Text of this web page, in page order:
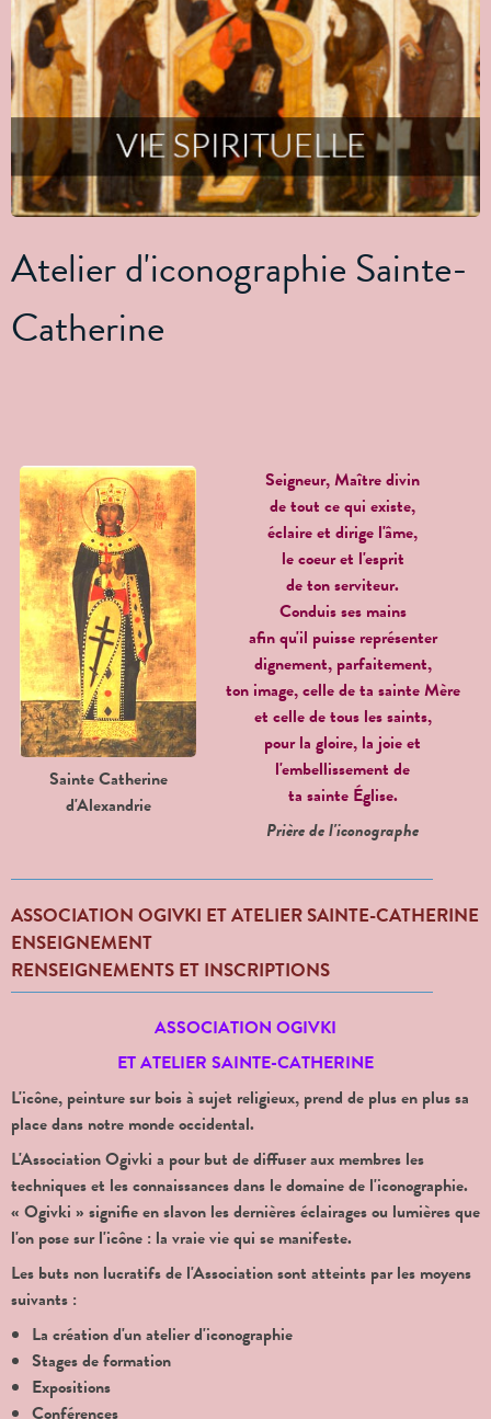
Atelier d'iconographie Sainte-
Catherine
Sainte Catherine
d'Alexandrie
Seigneur, Maître divin
de tout ce qui existe,
éclaire et dirige l'âme,
le coeur et l'esprit
de ton serviteur.
Conduis ses mains
afin qu'il puisse représenter
dignement, parfaitement,
ton image, celle de ta sainte Mère
et celle de tous les saints,
pour la gloire, la joie et
l'embellissement de
ta sainte Église.
Prière de l'iconographe
ASSOCIATION OGIVKI ET ATELIER SAINTE-CATHERINE
ENSEIGNEMENT
RENSEIGNEMENTS ET INSCRIPTIONS
ASSOCIATION OGIVKI
ET ATELIER SAINTE-CATHERINE
L'icône, peinture sur bois à sujet religieux, prend de plus en plus sa
place dans notre monde occidental.
L'Association Ogivki a pour but de diffuser aux membres les
techniques et les connaissances dans le domaine de l'iconographie.
« Ogivki » signifie en slavon les dernières éclairages ou lumières que
l'on pose sur l'icône : la vraie vie qui se manifeste.
Les buts non lucratifs de l'Association sont atteints par les moyens
suivants :
La création d'un atelier d'iconographie
Stages de formation
Expositions
Conférences